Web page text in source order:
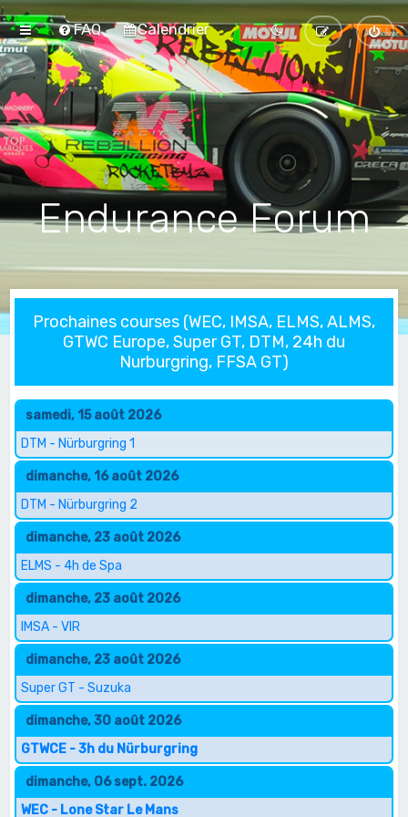
FAQ Calendrier
Endurance Forum
Prochaines courses (WEC, IMSA, ELMS, ALMS,
GTWC Europe, Super GT, DTM, 24h du
Nurburgring, FFSA GT)
samedi, 15 août 2026
DTM - Nürburgring 1
dimanche, 16 août 2026
DTM - Nürburgring 2
dimanche, 23 août 2026
ELMS - 4h de Spa
dimanche, 23 août 2026
IMSA - VIR
dimanche, 23 août 2026
Super GT - Suzuka
dimanche, 30 août 2026
GTWCE - 3h du Nürburgring
dimanche, 06 sept. 2026
WEC - Lone Star Le Mans